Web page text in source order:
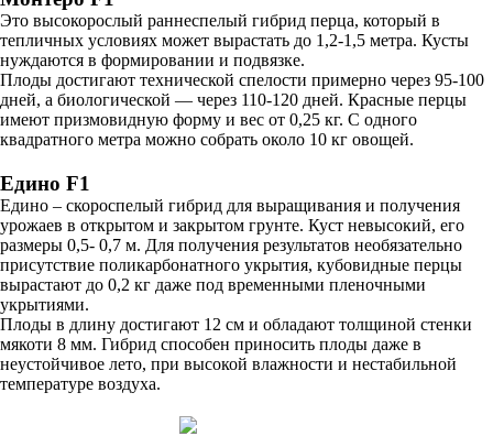
Это высокорослый раннеспелый гибрид перца, который в
тепличных условиях может вырастать до 1,2-1,5 метра. Кусты
нуждаются в формировании и подвязке.
Плоды достигают технической спелости примерно через 95-100
дней, а биологической — через 110-120 дней. Красные перцы
имеют призмовидную форму и вес от 0,25 кг. С одного
квадратного метра можно собрать около 10 кг овощей.
Едино F1
Едино – скороспелый гибрид для выращивания и получения
урожаев в открытом и закрытом грунте. Куст невысокий, его
размеры 0,5- 0,7 м. Для получения результатов необязательно
присутствие поликарбонатного укрытия, кубовидные перцы
вырастают до 0,2 кг даже под временными пленочными
укрытиями.
Плоды в длину достигают 12 см и обладают толщиной стенки
мякоти 8 мм. Гибрид способен приносить плоды даже в
неустойчивое лето, при высокой влажности и нестабильной
температуре воздуха.